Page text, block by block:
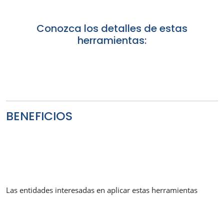
Conozca los detalles de estas
herramientas:
BENEFICIOS
Las entidades interesadas en aplicar estas herramientas